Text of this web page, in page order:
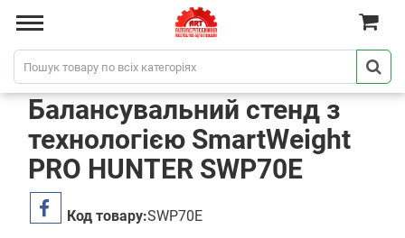
Балансувальний стенд з
технологією SmartWeight
PRO HUNTER SWP70E
Код товару:SWP70E